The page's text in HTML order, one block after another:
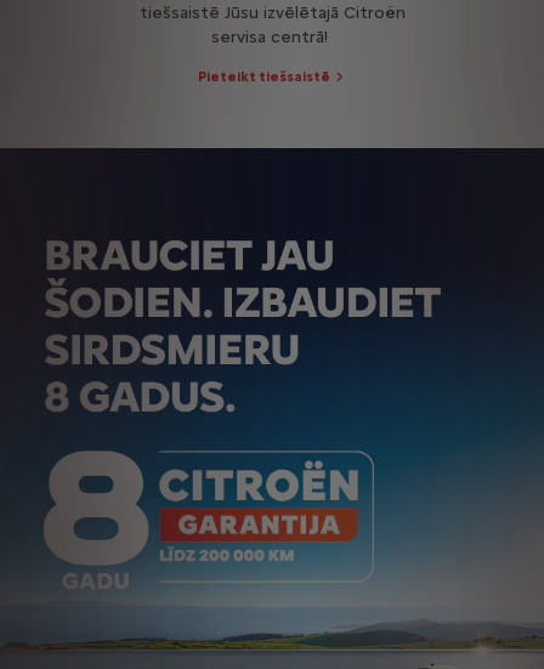
tiešsaistē Jūsu izvēlētajā Citroën
servisa centrā!
Pieteikt tiešsaistē